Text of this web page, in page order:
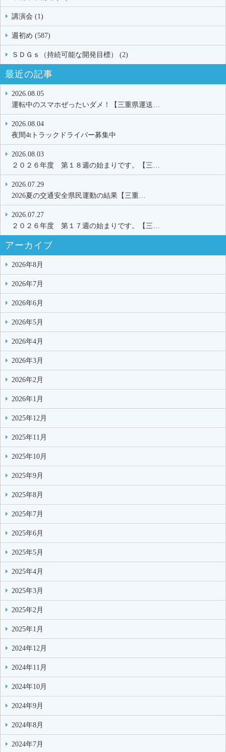
講演会 (1)
週初め (587)
ＳＤＧｓ（持続可能な開発目標） (2)
最近の記事
2026.08.05
運転中のスマホぜったいダメ！【三重県運送…
2026.08.04
夜間4tトラックドライバー募集中
2026.08.03
２０２６年度 第１８週の始まりです。【三…
2026.07.29
2026夏の交通安全県民運動の結果【三重…
2026.07.27
２０２６年度 第１７週の始まりです。【三…
アーカイブ
2026年8月
2026年7月
2026年6月
2026年5月
2026年4月
2026年3月
2026年2月
2026年1月
2025年12月
2025年11月
2025年10月
2025年9月
2025年8月
2025年7月
2025年6月
2025年5月
2025年4月
2025年3月
2025年2月
2025年1月
2024年12月
2024年11月
2024年10月
2024年9月
2024年8月
2024年7月